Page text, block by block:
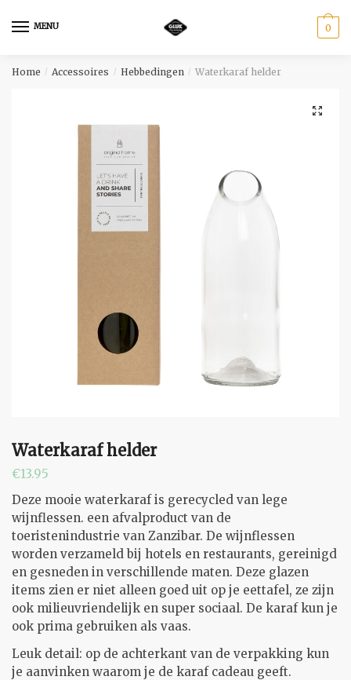
MENU 0
Home / Accessoires / Hebbedingen / Waterkaraf helder
Waterkaraf helder
€13.95
Deze mooie waterkaraf is gerecycled van lege
wijnflessen. een afvalproduct van de
toeristenindustrie van Zanzibar. De wijnflessen
worden verzameld bij hotels en restaurants, gereinigd
en gesneden in verschillende maten. Deze glazen
items zien er niet alleen goed uit op je eettafel, ze zijn
ook milieuvriendelijk en super sociaal. De karaf kun je
ook prima gebruiken als vaas.
Leuk detail: op de achterkant van de verpakking kun
je aanvinken waarom je de karaf cadeau geeft.